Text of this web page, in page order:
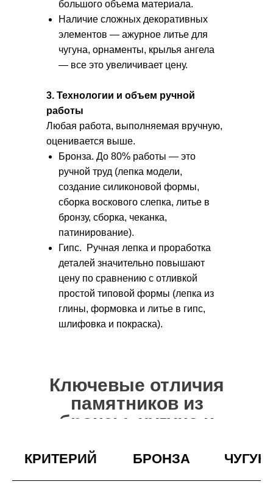
большого объема материала.
Наличие сложных декоративных
элементов — ажурное литье для
чугуна, орнаменты, крылья ангела
— все это увеличивает цену.
3. Технологии и объем ручной
работы
Любая работа, выполняемая вручную,
оценивается выше.
Бронза. До 80% работы — это
ручной труд (лепка модели,
создание силиконовой формы,
сборка воскового слепка, литье в
бронзу, сборка, чеканка,
патинирование).
Гипс. Ручная лепка и проработка
деталей значительно повышают
цену по сравнению с отливкой
простой типовой формы (лепка из
глины, формовка и литье в гипс,
шлифовка и покраска).
Ключевые отличия
памятников из
бронзы, чугуна и
КРИТЕРИЙ БРОНЗА ЧУГУН